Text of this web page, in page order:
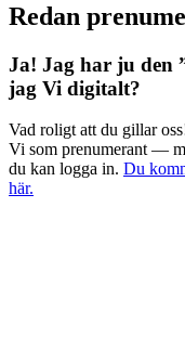
Redan
Ja! Jag har ju den
jag Vi digitalt?
Vad roligt att du gillar
Vi som prenumerant —
du kan logga in. Du
här.